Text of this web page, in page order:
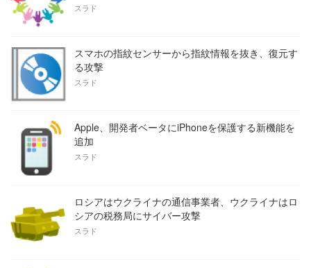
スラド
スマホの指紋センサーから指紋情報を抜き、復元す
る攻撃
スラド
Apple、開発者ベータにiPhoneを保護する新機能を
追加
スラド
ロシアはウクライナの通信事業者、ウクライナはロ
シアの税務局にサイバー攻撃
スラド